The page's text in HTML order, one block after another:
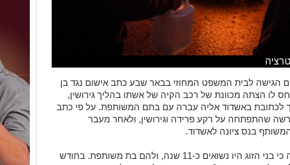
הגישה לבית המשפט המחוזי בבאר שבע כתב אישום נגד בן
לו הצתה מכוונת של רכב הקיה של אשתו בהליך גירושין,
לכתובת באשדוד אליה עברה עם בתם המשותפת. על פי כתב
שהתפתחה על רקע פרידה וגירושין, ולאחר מעבר
בנס ציונה לאשדוד.
מכתב האישום עולה כי בני הזוג היו נשואים כ-11 שנה, ולהם בת משותפת. בחודש